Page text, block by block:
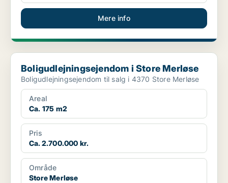
Mere info
Boligudlejningsejendom i Store Merløse
Boligudlejningsejendom i Store Merløse
Boligudlejningsejendom til salg i 4370 Store Merløse
Areal
Ca. 175 m2
Pris
Ca. 2.700.000 kr.
Område
Store Merløse